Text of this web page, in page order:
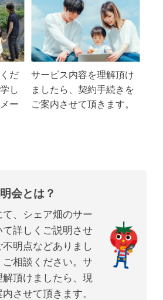
だ
し
ー
サービス内容を理解頂け
ましたら、契約手続きを
ご案内させて頂きます。
会とは？
て、シェア畑のサー
て詳しくご説明させ
明点などありまし
相談ください。サ
頂けましたら、現
させて頂きます。